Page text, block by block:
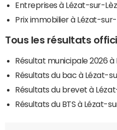
Entreprises à Lézat-sur-
Prix immobilier à Lézat-
Tous les résultats
Résultat municipale 2026
Résultats du bac à Lézat-
Résultats du brevet à
Résultats du BTS à Lézat-